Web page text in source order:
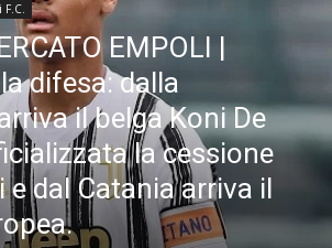
F.C.
EMPOLI |
difesa: dalla
il belga Koni De
la cessione
e dal Catania arriva il